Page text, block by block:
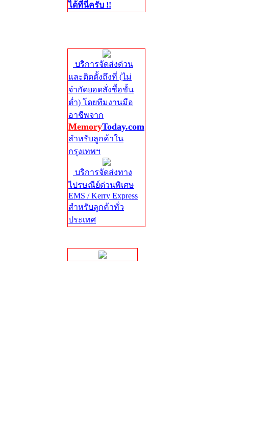
ได้ที่นี่ครับ !!
บริการจัดส่งด่วน
และติดตั้งถึงที่ (ไม่
จำกัดยอดสั่งซื้อขั้น
ต่ำ) โดยทีมงานมือ
อาชีพจาก
MemoryToday.com
สำหรับลูกค้าใน
กรุงเทพฯ
บริการจัดส่งทาง
ไปรษณีย์ด่วนพิเศษ
EMS / Kerry Express
สำหรับลูกค้าทั่ว
ประเทศ